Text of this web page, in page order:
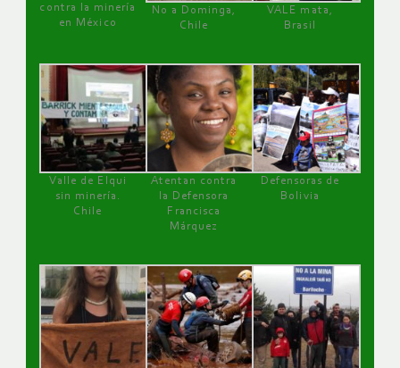
contra la minería
en México
No a Dominga,
Chile
VALE mata,
Brasil
Valle de Elqui
sin minería.
Chile
Atentan contra
la Defensora
Francisca
Márquez
Defensoras de
Bolivia